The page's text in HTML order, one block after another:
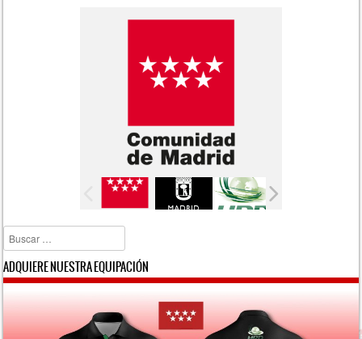
Buscar
ADQUIERE NUESTRA EQUIPACIÓN